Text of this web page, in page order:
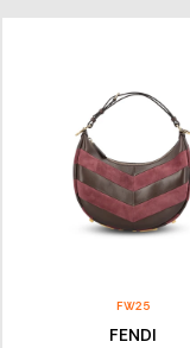
eccellenza e stile.
grandi, a secchiello
FW25
FENDI